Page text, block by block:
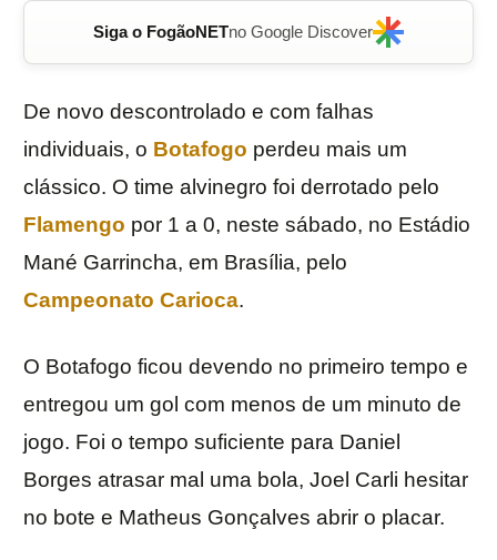
Siga o FogãoNETno Google Discover
De novo descontrolado e com falhas
individuais, o Botafogo perdeu mais um
clássico. O time alvinegro foi derrotado pelo
Flamengo por 1 a 0, neste sábado, no Estádio
Mané Garrincha, em Brasília, pelo
Campeonato Carioca.
O Botafogo ficou devendo no primeiro tempo e
entregou um gol com menos de um minuto de
jogo. Foi o tempo suficiente para Daniel
Borges atrasar mal uma bola, Joel Carli hesitar
no bote e Matheus Gonçalves abrir o placar.